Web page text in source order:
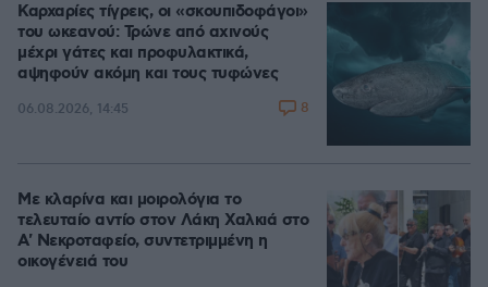
Καρχαρίες τίγρεις, οι «σκουπιδοφάγοι»
του ωκεανού: Τρώνε από αχινούς
μέχρι γάτες και προφυλακτικά,
αψηφούν ακόμη και τους τυφώνες
06.08.2026, 14:45 8
Με κλαρίνα και μοιρολόγια το
τελευταίο αντίο στον Λάκη Χαλκιά στο
A' Νεκροταφείο, συντετριμμένη η
οικογένειά του